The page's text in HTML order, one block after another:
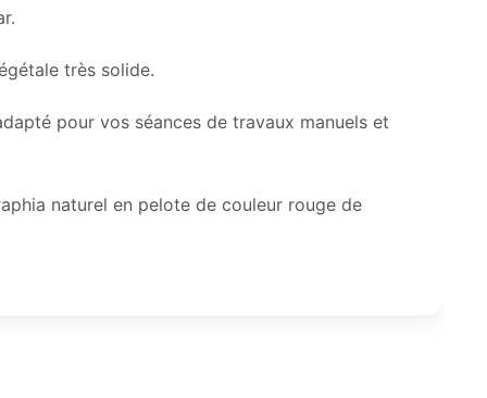
très solide.
pour vos séances de travaux manuels et
naturel en pelote de couleur rouge de